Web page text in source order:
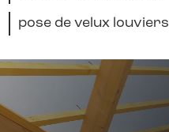
pose de velux louviers